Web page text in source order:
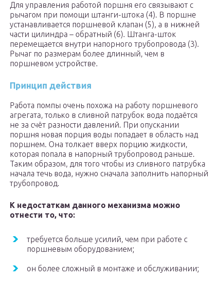
Для управления работой поршня его связывают с
рычагом при помощи штанги-штока (4). В поршне
устанавливается поршневой клапан (5), а в нижней
части цилиндра – обратный (6). Штанга-шток
перемещается внутри напорного трубопровода (3).
Рычаг по размерам более длинный, чем в
поршневом устройстве.
Принцип действия
Работа помпы очень похожа на работу поршневого
агрегата, только в сливной патрубок вода подаётся
не за счёт разности давлений. При опускании
поршня новая порция воды попадает в область над
поршнем. Она толкает вверх порцию жидкости,
которая попала в напорный трубопровод раньше.
Таким образом, для того чтобы из сливного патрубка
начала течь вода, нужно сначала заполнить напорный
трубопровод.
К недостаткам данного механизма можно
отнести то, что:
требуется больше усилий, чем при работе с
поршневым оборудованием;
он более сложный в монтаже и обслуживании;